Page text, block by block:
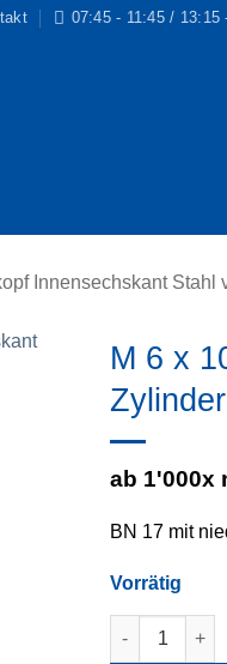
07:45 - 11:45 / 13:15
Innensechskant Stahl
M 6 x
ab 1'000x
BN 17 mit
Vorrätig
M 6 x 10